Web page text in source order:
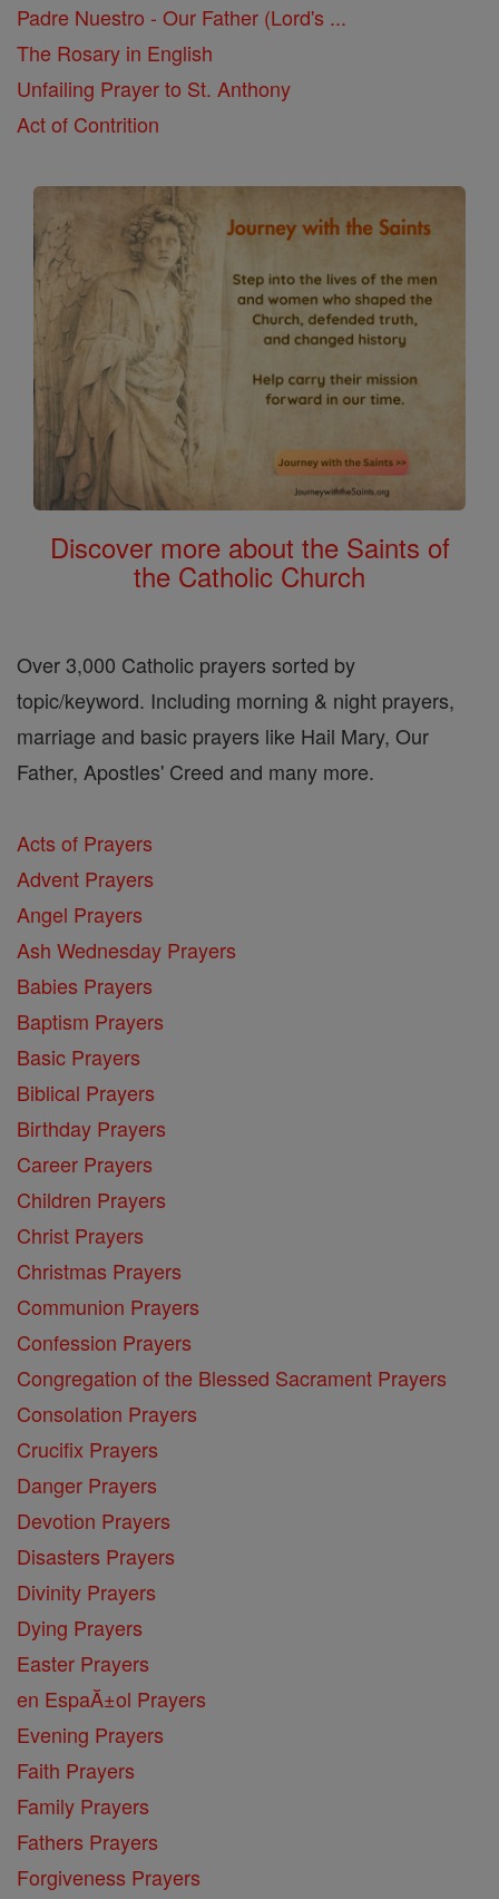
Padre Nuestro - Our Father (Lord's ...
The Rosary in English
Unfailing Prayer to St. Anthony
Act of Contrition
Discover more about the Saints of
the Catholic Church
Over 3,000 Catholic prayers sorted by
topic/keyword. Including morning & night prayers,
marriage and basic prayers like Hail Mary, Our
Father, Apostles' Creed and many more.
Acts of Prayers
Advent Prayers
Angel Prayers
Ash Wednesday Prayers
Babies Prayers
Baptism Prayers
Basic Prayers
Biblical Prayers
Birthday Prayers
Career Prayers
Children Prayers
Christ Prayers
Christmas Prayers
Communion Prayers
Confession Prayers
Congregation of the Blessed Sacrament Prayers
Consolation Prayers
Crucifix Prayers
Danger Prayers
Devotion Prayers
Disasters Prayers
Divinity Prayers
Dying Prayers
Easter Prayers
en EspaĂ±ol Prayers
Evening Prayers
Faith Prayers
Family Prayers
Fathers Prayers
Forgiveness Prayers